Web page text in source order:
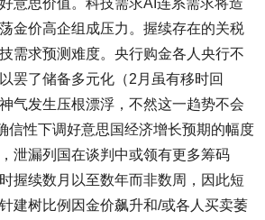
意思价值。科技需求AI连系需求将造
金价高企组成压力。握续存在的关税
需求预测难度。央行购金各人央行不
罢了储备多元化（2月虽有移时回
气发生压根漂浮，不然这一趋势不会
信性下调好意思国经济增长预期的幅度
泄漏列国在谈判中或领有更多筹码
续数月以至数年而非数周，因此短
建树比例因金价飙升和/或各人买卖萎